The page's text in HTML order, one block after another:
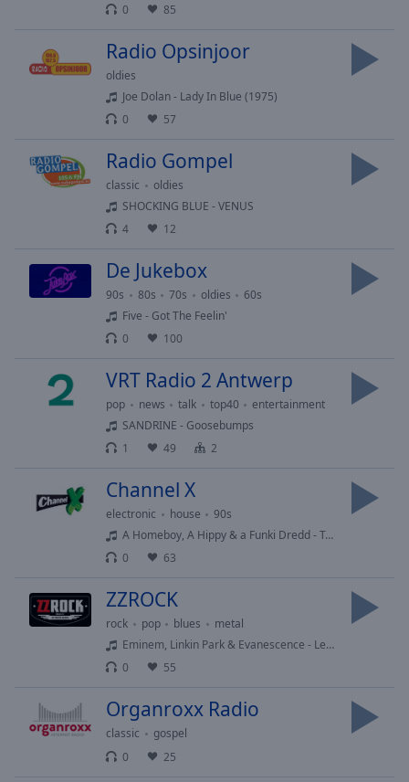
window.
Opacity
Background
Edge
0
85
Radio Opsinjoor
oldies
Joe Dolan - Lady In Blue (1975)
0
57
Radio Gompel
classic
oldies
SHOCKING BLUE - VENUS
4
12
De Jukebox
90s 80s 70s oldies
60s
Five - Got The Feelin'
0
100
VRT Radio 2 Antwerp
pop news talk top40
entertainment
SANDRINE - Goosebumps
1
49 2
Channel X
electronic house
90s
A Homeboy, A Hippy & a Funki Dredd - Total Confusion
0
63
ZZROCK
rock pop blues
metal
Eminem, Linkin Park & Evanescence - Let You Go
0
55
Organroxx Radio
classic
gospel
0
25